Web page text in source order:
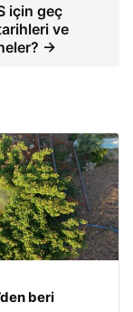
için geç
ve
→
beri